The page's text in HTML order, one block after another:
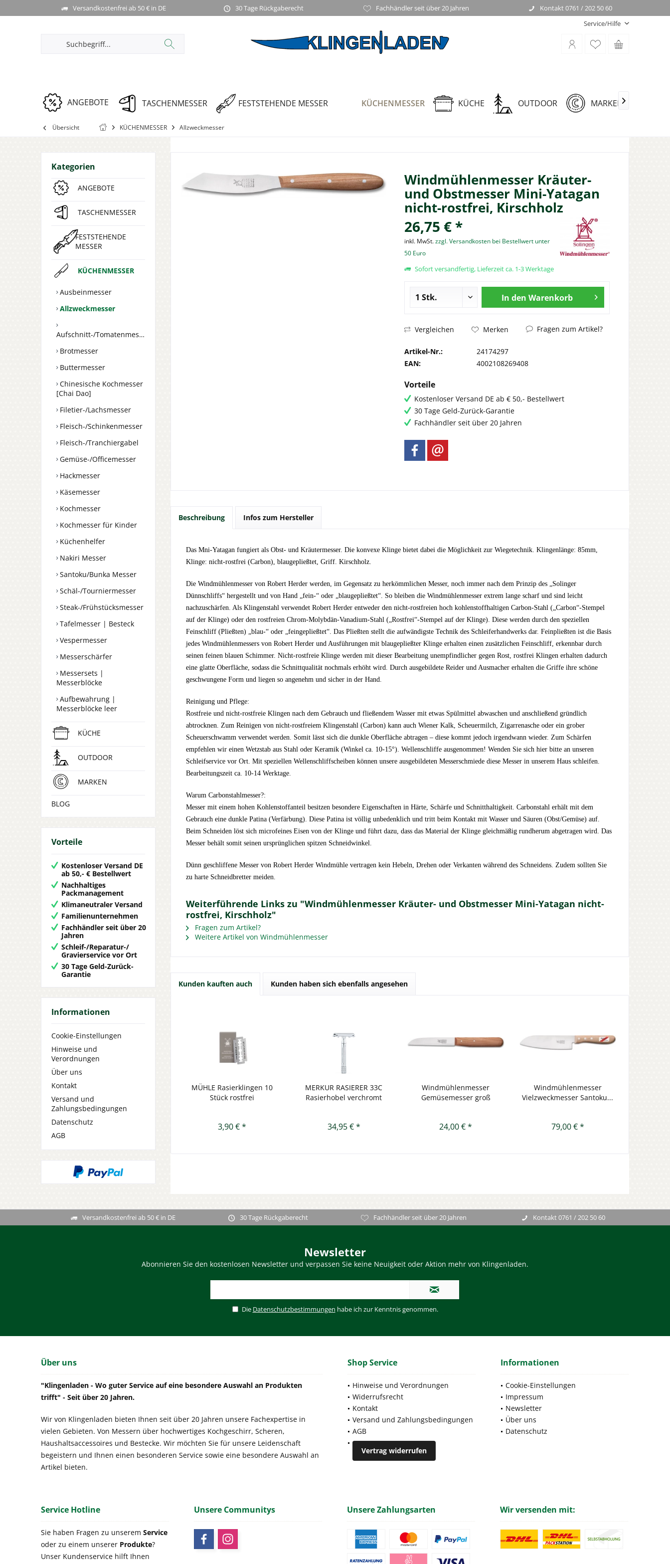
Versandkostenfrei ab 50 € in DE 30 Tage Rückgaberecht Fachhändler seit über 20 Jahren
Kontakt 0761 / 202 50 60
Service/Hilfe
ANGEBOTE TASCHENMESSER FESTSTEHENDE MESSER KÜCHENMESSER KÜCHE OUTDOOR MARKEN
Übersicht KÜCHENMESSER Allzweckmesser
Kategorien
ANGEBOTE
TASCHENMESSER
FESTSTEHENDE
MESSER
KÜCHENMESSER
Ausbeinmesser
Allzweckmesser
Aufschnitt-/Tomatenmesser
Brotmesser
Buttermesser
Chinesische Kochmesser
[Chai Dao]
Filetier-/Lachsmesser
Fleisch-/Schinkenmesser
Fleisch-/Tranchiergabel
Gemüse-/Officemesser
Hackmesser
Käsemesser
Kochmesser
Kochmesser für Kinder
Küchenhelfer
Nakiri Messer
Santoku/Bunka Messer
Schäl-/Tourniermesser
Steak-/Frühstücksmesser
Tafelmesser | Besteck
Vespermesser
Messerschärfer
Messersets |
Messerblöcke
Aufbewahrung |
Messerblöcke leer
KÜCHE
OUTDOOR
MARKEN
BLOG
Vorteile
Kostenloser Versand DE
ab 50,- € Bestellwert
Nachhaltiges
Packmanagement
Klimaneutraler Versand
Familienunternehmen
Fachhändler seit über 20
Jahren
Schleif-/Reparatur-/
Gravierservice vor Ort
30 Tage Geld-Zurück-
Garantie
Informationen
Cookie-Einstellungen
Hinweise und
Verordnungen
Über uns
Kontakt
Versand und
Zahlungsbedingungen
Datenschutz
AGB
Windmühlenmesser Kräuter-
und Obstmesser Mini-Yatagan
nicht-rostfrei, Kirschholz
26,75 € *
inkl. MwSt.zzgl. Versandkosten bei Bestellwert unter
50 Euro
Sofort versandfertig, Lieferzeit ca. 1-3 Werktage
In den Warenkorb
Vergleichen Merken Fragen zum Artikel?
Artikel-Nr.:
24174297
EAN:
4002108269408
Vorteile
Kostenloser Versand DE ab € 50,- Bestellwert
30 Tage Geld-Zurück-Garantie
Fachhändler seit über 20 Jahren
Beschreibung Infos zum Hersteller
Das Mni-Yatagan fungiert als Obst- und Kräutermesser. Die konvexe Klinge bietet dabei die Möglichkeit zur Wiegetechnik. Klingenlänge: 85mm,
Klinge: nicht-rostfrei (Carbon), blaugepließtet, Griff. Kirschholz.
Die Windmühlenmesser von Robert Herder werden, im Gegensatz zu herkömmlichen Messer, noch immer nach dem Prinzip des „Solinger
Dünnschliffs“ hergestellt und von Hand „fein-“ oder „blaugepließtet“. So bleiben die Windmühlenmesser extrem lange scharf und sind leicht
nachzuschärfen. Als Klingenstahl verwendet Robert Herder entweder den nicht-rostfreien hoch kohlenstoffhaltigen Carbon-Stahl („Carbon“-Stempel
auf der Klinge) oder den rostfreien Chrom-Molybdän-Vanadium-Stahl („Rostfrei“-Stempel auf der Klinge). Diese werden durch den speziellen
Feinschliff (Pließten) „blau-“ oder „feingepließtet“. Das Pließten stellt die aufwändigste Technik des Schleiferhandwerks dar. Feinpließten ist die Basis
jedes Windmühlenmessers von Robert Herder und Ausführungen mit blaugepließter Klinge erhalten einen zusätzlichen Feinschliff, erkennbar durch
seinen feinen blauen Schimmer. Nicht-rostfreie Klinge werden mit dieser Bearbeitung unempfindlicher gegen Rost, rostfrei Klingen erhalten dadurch
eine glatte Oberfläche, sodass die Schnittqualität nochmals erhöht wird. Durch ausgebildete Reider und Ausmacher erhalten die Griffe ihre schöne
geschwungene Form und liegen so angenehm und sicher in der Hand.
Reinigung und Pflege:
Rostfreie und nicht-rostfreie Klingen nach dem Gebrauch und fließendem Wasser mit etwas Spülmittel abwaschen und anschließend gründlich
abtrocknen. Zum Reinigen von nicht-rostfreiem Klingenstahl (Carbon) kann auch Wiener Kalk, Scheuermilch, Zigarrenasche oder ein grober
Scheuerschwamm verwendet werden. Somit lässt sich die dunkle Oberfläche abtragen – diese kommt jedoch irgendwann wieder. Zum Schärfen
empfehlen wir einen Wetzstab aus Stahl oder Keramik (Winkel ca. 10-15°). Wellenschliffe ausgenommen! Wenden Sie sich hier bitte an unseren
Schleifservice vor Ort. Mit speziellen Wellenschliffscheiben können unsere ausgebildeten Messerschmiede diese Messer in unserem Haus schleifen.
Bearbeitungszeit ca. 10-14 Werktage.
Warum Carbonstahlmesser?:
Messer mit einem hohen Kohlenstoffanteil besitzen besondere Eigenschaften in Härte, Schärfe und Schnitthaltigkeit. Carbonstahl erhält mit dem
Gebrauch eine dunkle Patina (Verfärbung). Diese Patina ist völlig unbedenklich und tritt beim Kontakt mit Wasser und Säuren (Obst/Gemüse) auf.
Beim Schneiden löst sich microfeines Eisen von der Klinge und führt dazu, dass das Material der Klinge gleichmäßig rundherum abgetragen wird. Das
Messer behält somit seinen ursprünglichen spitzen Schneidwinkel.
Dünn geschliffene Messer von Robert Herder Windmühle vertragen kein Hebeln, Drehen oder Verkanten während des Schneidens. Zudem sollten Sie
zu harte Schneidbretter meiden.
Weiterführende Links zu "Windmühlenmesser Kräuter- und Obstmesser Mini-Yatagan nicht-
rostfrei, Kirschholz"
Fragen zum Artikel?
Weitere Artikel von Windmühlenmesser
Kunden kauften auch Kunden haben sich ebenfalls angesehen
MÜHLE Rasierklingen 10
Stück rostfrei
3,90 € *
MERKUR RASIERER 33C
Rasierhobel verchromt
34,95 € *
Windmühlenmesser
Gemüsemesser groß
24,00 € *
Windmühlenmesser
Vielzweckmesser Santoku...
79,00 € *
Versandkostenfrei ab 50 € in DE 30 Tage Rückgaberecht Fachhändler seit über 20 Jahren Kontakt 0761 / 202 50 60
Newsletter
Abonnieren Sie den kostenlosen Newsletter und verpassen Sie keine Neuigkeit oder Aktion mehr von Klingenladen.
Die Datenschutzbestimmungen habe ich zur Kenntnis genommen.
Über uns
"Klingenladen - Wo guter Service auf eine besondere Auswahl an Produkten
trifft" - Seit über 20 Jahren.
Wir von Klingenladen bieten Ihnen seit über 20 Jahren unsere Fachexpertise in
vielen Gebieten. Von Messern über hochwertiges Kochgeschirr, Scheren,
Haushaltsaccessoires und Bestecke. Wir möchten Sie für unsere Leidenschaft
begeistern und Ihnen einen besonderen Service sowie eine besondere Auswahl an
Artikel bieten.
Shop Service
Hinweise und Verordnungen
Widerrufsrecht
Kontakt
Versand und Zahlungsbedingungen
AGB
Vertrag widerrufen
Informationen
Cookie-Einstellungen
Impressum
Newsletter
Über uns
Datenschutz
Service Hotline
Sie haben Fragen zu unserem Service
oder zu einem unserer Produkte?
Unser Kundenservice hilft Ihnen
Unsere Communitys Unsere Zahlungsarten Wir versenden mit: